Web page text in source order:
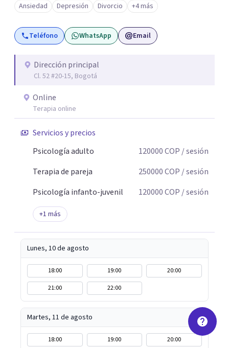
Ansiedad Depresión Divorcio +4 más
Teléfono WhatsApp Email
Dirección principal
Cl. 52 #20-15, Bogotá
Online
Terapia online
Servicios y precios
Psicología adulto
120000COP / sesión
Terapia de pareja
250000COP / sesión
Psicología infanto-juvenil
120000COP / sesión
+1 más
Lunes, 10 de agosto
18:00 19:00
20:00
21:00
22:00
Martes, 11 de agosto
18:00 19:00 20:00